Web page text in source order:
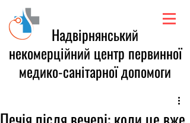
Надвірнянський
некомерційний центр первинної
медико-санітарної допомоги